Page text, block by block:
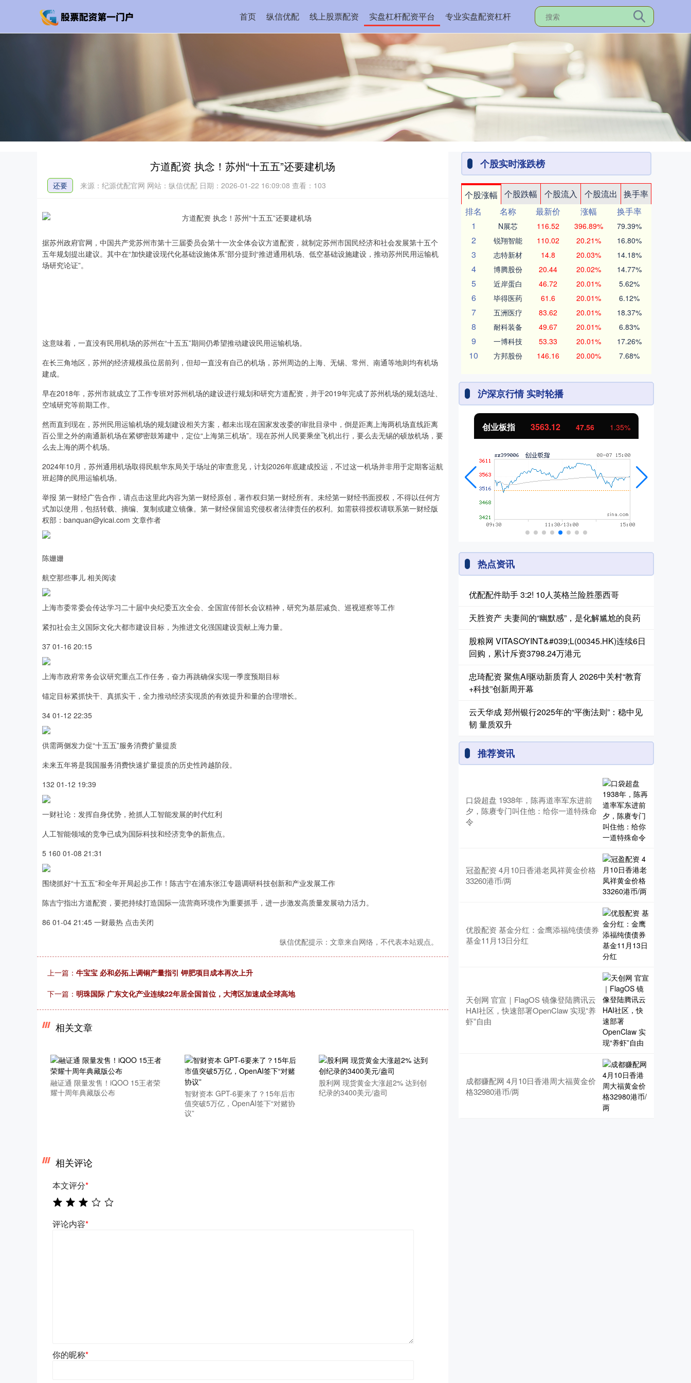
首页 纵信优配 线上股票配资 实盘杠杆配资平台 专业实盘配资杠杆
方道配资 执念！苏州“十五五”还要建机场
还要 来源：纪源优配官网 网站：纵信优配 日期：2026-01-22 16:09:08 查看：103
据苏州政府官网，中国共产党苏州市第十三届委员会第十一次全体会议方道配资，就制定苏州市国民经济和社会发展第十五个
五年规划提出建议。其中在“加快建设现代化基础设施体系”部分提到“推进通用机场、低空基础设施建设，推动苏州民用运输机
场研究论证”。
这意味着，一直没有民用机场的苏州在“十五五”期间仍希望推动建设民用运输机场。
在长三角地区，苏州的经济规模虽位居前列，但却一直没有自己的机场，苏州周边的上海、无锡、常州、南通等地则均有机场
建成。
早在2018年，苏州市就成立了工作专班对苏州机场的建设进行规划和研究方道配资，并于2019年完成了苏州机场的规划选址、
空域研究等前期工作。
然而直到现在，苏州民用运输机场的规划建设相关方案，都未出现在国家发改委的审批目录中，倒是距离上海两机场直线距离
百公里之外的南通新机场在紧锣密鼓筹建中，定位“上海第三机场”。现在苏州人民要乘坐飞机出行，要么去无锡的硕放机场，要
么去上海的两个机场。
2024年10月，苏州通用机场取得民航华东局关于场址的审查意见，计划2026年底建成投运，不过这一机场并非用于定期客运航
班起降的民用运输机场。
举报 第一财经广告合作，请点击这里此内容为第一财经原创，著作权归第一财经所有。未经第一财经书面授权，不得以任何方
式加以使用，包括转载、摘编、复制或建立镜像。第一财经保留追究侵权者法律责任的权利。如需获得授权请联系第一财经版
权部：banquan@yicai.com 文章作者
陈姗姗
航空那些事儿 相关阅读
上海市委常委会传达学习二十届中央纪委五次全会、全国宣传部长会议精神，研究为基层减负、巡视巡察等工作
紧扣社会主义国际文化大都市建设目标，为推进文化强国建设贡献上海力量。
37 01-16 20:15
上海市政府常务会议研究重点工作任务，奋力再跳确保实现一季度预期目标
锚定目标紧抓快干、真抓实干，全力推动经济实现质的有效提升和量的合理增长。
34 01-12 22:35
供需两侧发力促“十五五”服务消费扩量提质
未来五年将是我国服务消费快速扩量提质的历史性跨越阶段。
132 01-12 19:39
一财社论：发挥自身优势，抢抓人工智能发展的时代红利
人工智能领域的竞争已成为国际科技和经济竞争的新焦点。
5 160 01-08 21:31
围绕抓好“十五五”和全年开局起步工作！陈吉宁在浦东张江专题调研科技创新和产业发展工作
陈吉宁指出方道配资，要把持续打造国际一流营商环境作为重要抓手，进一步激发高质量发展动力活力。
86 01-04 21:45 一财最热 点击关闭
纵信优配提示：文章来自网络，不代表本站观点。
上一篇： 牛宝宝 必和必拓上调铜产量指引 钾肥项目成本再次上升
下一篇： 明珠国际 广东文化产业连续22年居全国首位，大湾区加速成全球高地
相关文章
融证通 限量发售！iQOO 15王者荣
耀十周年典藏版公布
智财资本 GPT-6要来了？15年后市
值突破5万亿，OpenAI签下“对赌协
议”
股利网 现货黄金大涨超2% 达到创
纪录的3400美元/盎司
相关评论
本文评分*
评论内容*
你的昵称*
个股实时涨跌榜
个股涨幅 个股跌幅 个股流入 个股流出
换手率
排名
名称 最新价 涨幅
换手率
1
N展芯 116.52 396.89% 79.39%
2 锐翔智能 110.02 20.21% 16.80%
3 志特新材 14.8 20.03% 14.18%
4 博腾股份 20.44 20.02% 14.77%
5 近岸蛋白 46.72 20.01% 5.62%
6 毕得医药 61.6 20.01% 6.12%
7 五洲医疗 83.62 20.01% 18.37%
8 耐科装备 49.67 20.01% 6.83%
9 一博科技 53.33 20.01% 17.26%
10 方邦股份 146.16 20.00% 7.68%
沪深京行情 实时轮播
1.42% 沪深300 4694.44 43.13 0.93% 北证50 1134.24 11.37 1.01% 创业板指 3563.12 47.56 1.35%
热点资讯
优配配件助手 3:2! 10人英格兰险胜墨西哥
天胜资产 夫妻间的“幽默感”，是化解尴尬的良药
股粮网 VITASOYINT&#039;L(00345.HK)连续6日
回购，累计斥资3798.24万港元
忠琦配资 聚焦AI驱动新质育人 2026中关村“教育
+科技”创新周开幕
云天华成 郑州银行2025年的“平衡法则”：稳中见
韧 量质双升
推荐资讯
口袋超盘 1938年，陈再道率军东进前
夕，陈赓专门叫住他：给你一道特殊命
令
冠盈配资 4月10日香港老凤祥黄金价格
33260港币/两
优股配资 基金分红：金鹰添福纯债债券
基金11月13日分红
天创网 官宣｜FlagOS 镜像登陆腾讯云
HAI社区，快速部署OpenClaw 实现“养
虾”自由
成都赚配网 4月10日香港周大福黄金价
格32980港币/两